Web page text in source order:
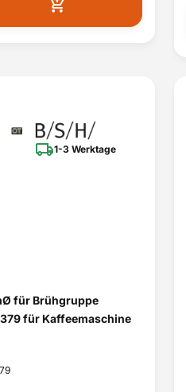
1-3 Werktage
für Brühgruppe
für Kaffeemaschine